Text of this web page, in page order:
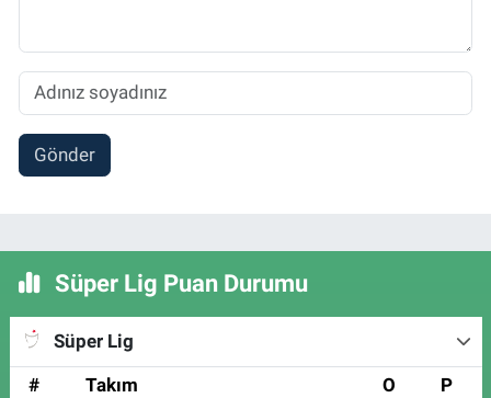
Gönder
Süper Lig Puan Durumu
Süper Lig
#
Takım O P